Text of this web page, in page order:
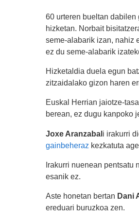
60 urteren bueltan
hizketan. Norbait
seme-alabarik izan, nahiz
ez du seme-alabarik
Hizketaldia duela egun
zitzaidalako gizon haren
Euskal Herrian jaiotze-
berean, ez dugu kanpoko
Joxe Aranzabali irakurri
gainbeheraz kezkatuta
Irakurri nuenean pentsatu
esanik ez.
Aste honetan bertan Dani
ereduari buruzkoa zen.